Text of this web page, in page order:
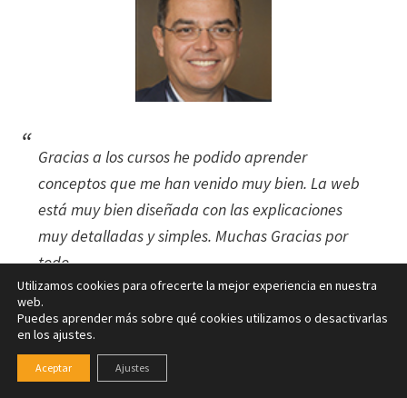
Gracias a los cursos he podido aprender
conceptos que me han venido muy bien. La web
está muy bien diseñada con las explicaciones
muy detalladas y simples. Muchas Gracias por
todo.
Jose Javier Camarasa Ibiza
Utilizamos cookies para ofrecerte la mejor experiencia en nuestra
web.
Puedes aprender más sobre qué cookies utilizamos o desactivarlas
en los ajustes.
Aceptar Ajustes